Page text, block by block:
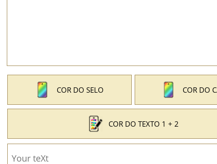
COR DO SELO COR DO
COR DO TEXTO 1 + 2